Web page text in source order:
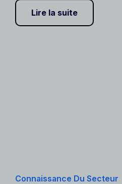
Lire la suite
Connaissance Du Secteur